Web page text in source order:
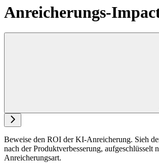
Anreicherungs-
Beweise den ROI der KI-Anreicherung. Sieh
nach der Produktverbesserung, aufgeschlüsselt
Anreicherungsart.